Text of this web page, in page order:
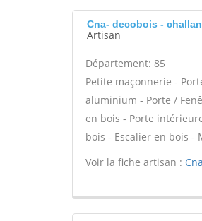
Cna- decobois -
Artisan
Département: 85
Petite maçonnerie -
aluminium - Porte /
en bois - Porte
bois - Escalier en bois -
Voir la fiche artisan :